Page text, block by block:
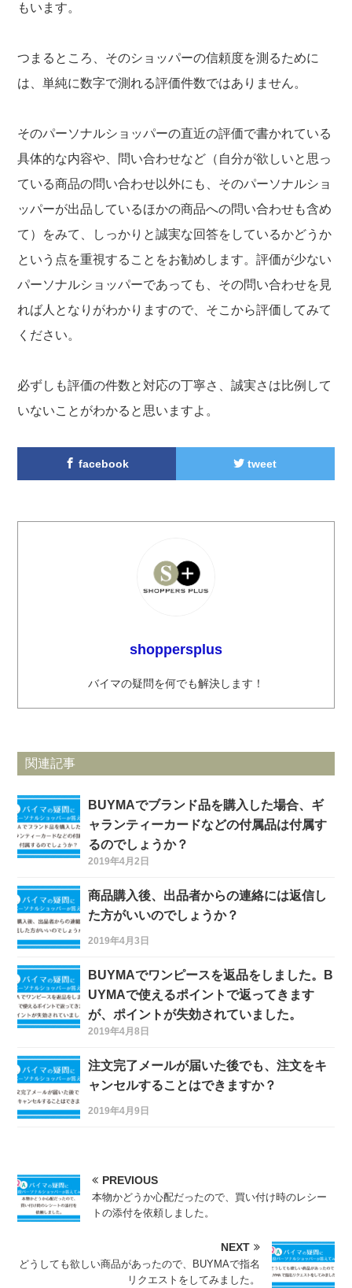
もいます。
つまるところ、そのショッパーの信頼度を測るために
は、単純に数字で測れる評価件数ではありません。
そのパーソナルショッパーの直近の評価で書かれている
具体的な内容や、問い合わせなど（自分が欲しいと思っ
ている商品の問い合わせ以外にも、そのパーソナルショ
ッパーが出品しているほかの商品への問い合わせも含め
て）をみて、しっかりと誠実な回答をしているかどうか
という点を重視することをお勧めします。評価が少ない
パーソナルショッパーであっても、その問い合わせを見
れば人となりがわかりますので、そこから評価してみて
ください。
必ずしも評価の件数と対応の丁寧さ、誠実さは比例して
いないことがわかると思いますよ。
facebook tweet
shoppersplus
バイマの疑問を何でも解決します！
関連記事
BUYMAでブランド品を購入した場合、ギ
ャランティーカードなどの付属品は付属す
るのでしょうか？
2019年4月2日
商品購入後、出品者からの連絡には返信し
た方がいいのでしょうか？
2019年4月3日
BUYMAでワンピースを返品をしました。B
UYMAで使えるポイントで返ってきます
が、ポイントが失効されていました。
2019年4月8日
注文完了メールが届いた後でも、注文をキ
ャンセルすることはできますか？
2019年4月9日
PREVIOUS
本物かどうか心配だったので、買い付け時のレシー
トの添付を依頼しました。
NEXT
どうしても欲しい商品があったので、BUYMAで指名
リクエストをしてみました。